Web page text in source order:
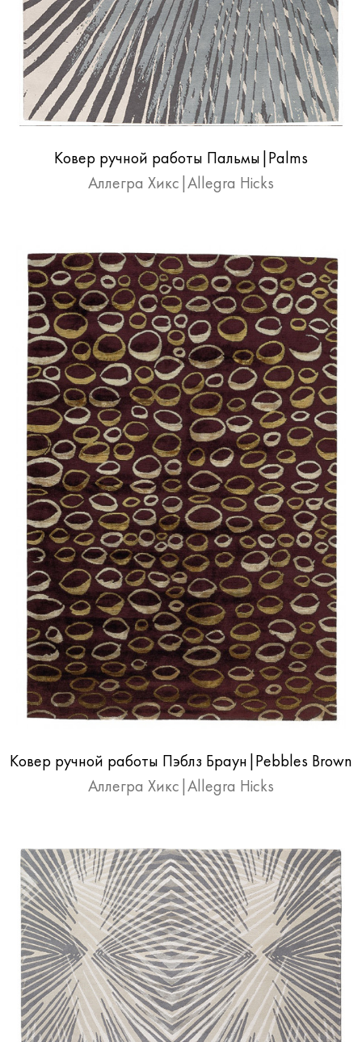
Ковер ручной работы Пальмы|Palms
Аллегра Хикс|Allegra Hicks
Ковер ручной работы Пэблз Браун|Pebbles Brown
Аллегра Хикс|Allegra Hicks